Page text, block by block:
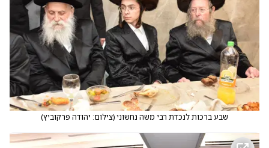
שבע ברכות לנכדת רבי משה נחשוני(צילום: יהודה פרקוביץ)